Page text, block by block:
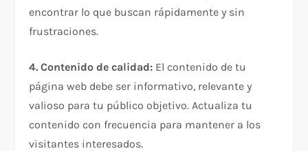
encontrar lo que buscan rápidamente y sin
frustraciones.
4. Contenido de calidad: El contenido de tu
página web debe ser informativo, relevante y
valioso para tu público objetivo. Actualiza tu
contenido con frecuencia para mantener a los
visitantes interesados.